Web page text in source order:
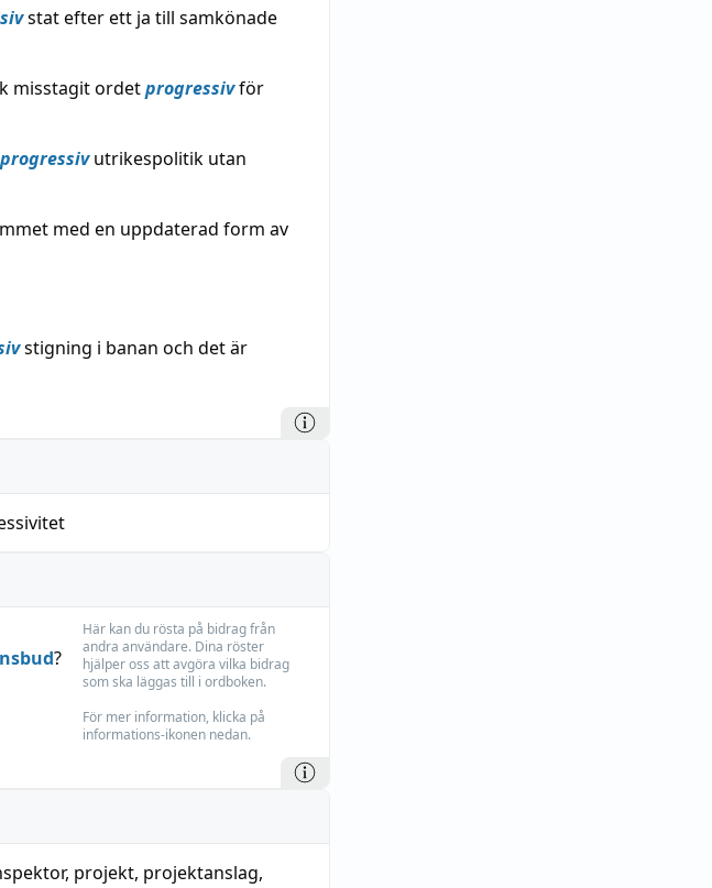
stat efter ett ja till samkönade
misstagit ordetprogressivför
progressivutrikespolitik utan
med en uppdaterad form av
stigning i banan och det är
?
Här kan du rösta på bidrag från
andra användare. Dina röster
hjälper oss att avgöra vilka bidrag
som ska läggas till i ordboken.
För mer information, klicka på
informations-ikonen nedan.
, projekt, projektanslag,